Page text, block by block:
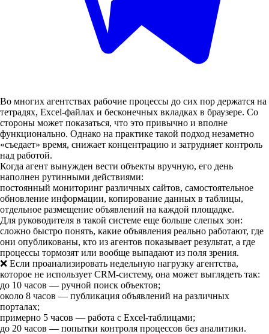
Во многих агентствах рабочие процессы до сих пор держатся на
тетрадях, Excel-файлах и бесконечных вкладках в браузере. Со
стороны может показаться, что это привычно и вполне
функционально. Однако на практике такой подход незаметно
«съедает» время, снижает концентрацию и затрудняет контроль
над работой.
Когда агент вынужден вести объекты вручную, его день
наполнен рутинными действиями:
постоянный мониторинг различных сайтов, самостоятельное
обновление информации, копирование данных в таблицы,
отдельное размещение объявлений на каждой площадке.
Для руководителя в такой системе еще больше слепых зон:
сложно быстро понять, какие объявления реально работают, где
они опубликованы, кто из агентов показывает результат, а где
процессы тормозят или вообще выпадают из поля зрения.
❌ Если проанализировать недельную нагрузку агентства,
которое не использует CRM-систему, она может выглядеть так:
до 10 часов — ручной поиск объектов;
около 8 часов — публикация объявлений на различных
порталах;
примерно 5 часов — работа с Excel-таблицами;
до 20 часов — попытки контроля процессов без аналитики.